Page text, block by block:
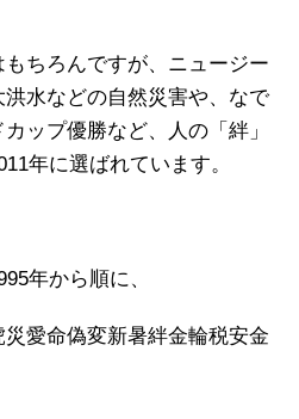
もちろんですが、ニュージー
水などの自然災害や、なで
ップ優勝など、人の「絆」
年に選ばれています。
年から順に、
愛命偽変新暑絆金輪税安金